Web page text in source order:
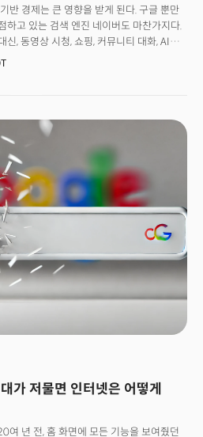
반 경제는 큰 영향을 받게 된다. 구글 뿐만
하고 있는 검색 엔진 네이버도 마찬가지다.
, 동영상 시청, 쇼핑, 커뮤니티 대화, AI
경향이 커지고 있다. 이로 인해 구글 검색이
하던 많은 업체들의 점유율도 떨어질 수
가 저물면 인터넷은 어떻게
여 년 전, 홈 화면에 모든 기능을 보여줬던